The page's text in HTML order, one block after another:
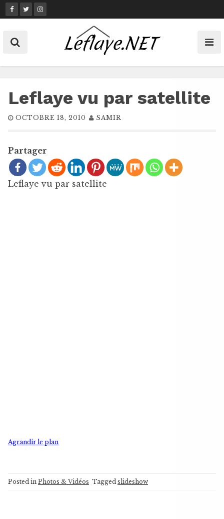
Skip
to
Leflaye vu par satellite
OCTOBRE 18, 2010 SAMIR
Partager
Leflaye vu par satellite
Agrandir le plan
Posted in Photos & Vidéos Tagged slideshow